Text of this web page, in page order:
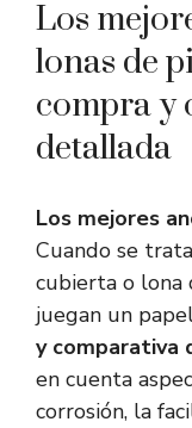
Los
lonas de
compra y
detallada
Los mejores
Cuando se
cubierta o lona
juegan un
y comparativa
en cuenta
corrosión, la